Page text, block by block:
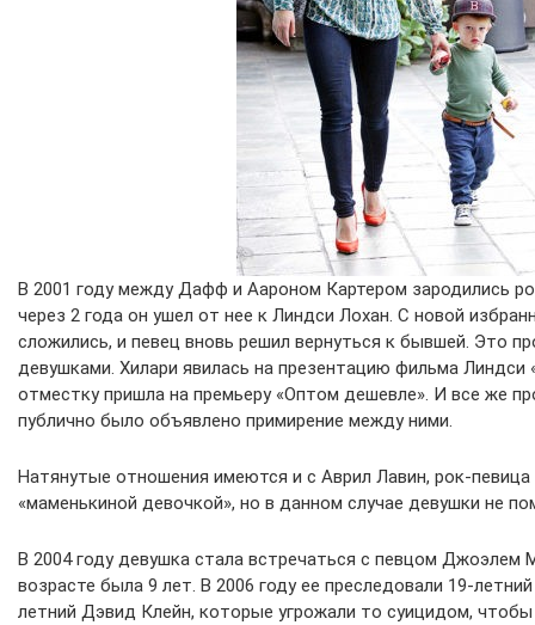
В 2001 году между Дафф и Аароном Картером зародились
через 2 года он ушел от нее к Линдси Лохан. С новой
сложились, и певец вновь решил вернуться к бывшей. Это
девушками. Хилари явилась на презентацию фильма Линдси
отместку пришла на премьеру «Оптом дешевле». И все же
публично было объявлено примирение между ними.
Натянутые отношения имеются и с Аврил Лавин, рок-певица
«маменькиной девочкой», но в данном случае девушки не
В 2004 году девушка стала встречаться с певцом Джоэлем
возрасте была 9 лет. В 2006 году ее преследовали 19-
летний Дэвид Клейн, которые угрожали то суицидом, чтобы